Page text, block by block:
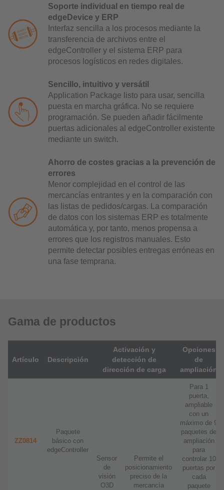
Soporte individual en tiempo real de
edgeDevice y ERP
Interfaz sencilla a los procesos mediante la
transferencia de archivos entre el
edgeController y el sistema ERP para
procesos logísticos en redes digitales.
Sencillo, intuitivo y versátil
Application Package listo para usar, sencilla
puesta en marcha gráfica. No se requiere
programación. Se pueden añadir fácilmente
puertas adicionales al edgeController existente
mediante un switch.
Ahorro de costes gracias a la prevención de
errores
Menor complejidad en el control de las
mercancías entrantes y en la comparación con
las listas de pedidos/cargas. La comparación
de datos con los sistemas ERP es totalmente
automática y, por tanto, menos propensa a
errores que los registros manuales. Esto
permite detectar posibles entregas erróneas en
una fase temprana.
Gama de productos
Artículo Descripción
Activación y
detección de
dirección de carga
Opciones
de
ampliación
ZZ0814
Paquete
básico con
edgeController
Sensor
de
visión
O3D
Permite el
posicionamiento
preciso de la
mercancía
Para 1
puerta,
ampliable
con un
máximo de 9
paquetes de
ampliación
para
controlar 10
puertas por
cada
paquete